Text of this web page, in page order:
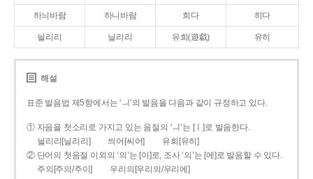
하늬바람 하니바람 희다 히다
늴리리 닐리리 유희(遊戱) 유히
해설
표준 발음법 제5항에서는 ‘ㅢ’의 발음을 다음과 같이 규정하고 있다.
① 자음을 첫소리로 가지고 있는 음절의 ‘ㅢ’는 [ㅣ]로 발음한다.
늴리리[닐리리]
씌어[씨어]
유희[유히]
② 단어의 첫음절 이외의 ‘의’는 [이]로, 조사 ‘의’는 [에]로 발음할 수 있다.
주의[주의/주이]
우리의[우리의/우리에]